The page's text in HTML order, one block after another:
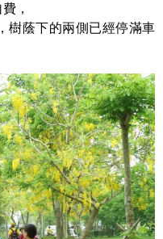
，
樹蔭下的兩側已經停滿車